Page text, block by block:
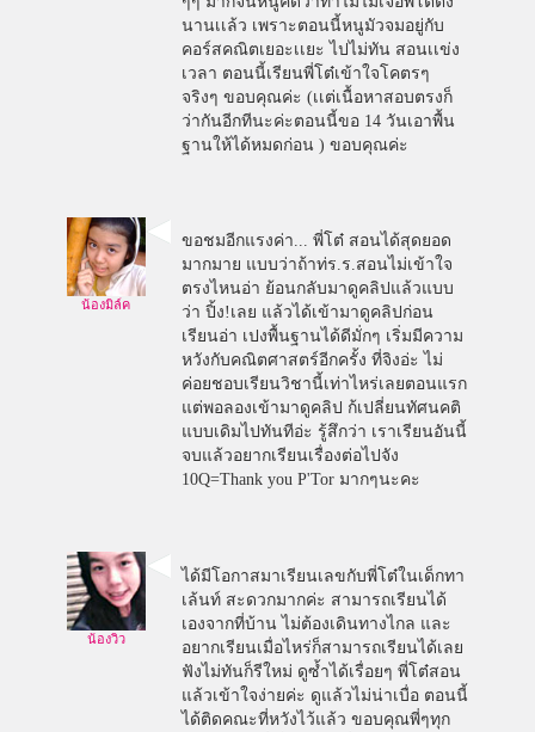
นานเเล้ว เพราะตอนนี้หนูมัวจมอยู่กับ
คอร์สคณิตเยอะเเยะ ไปไม่ทัน สอนเเข่ง
เวลา ตอนนี้เรียนพี่โต๋เข้าใจโคตรๆ
จริงๆ ขอบคุณค่ะ (เเต่เนื้อหาสอบตรงก็
ว่ากันอีกทีนะค่ะตอนนี้ขอ 14 วันเอาพื้น
ฐานให้ได้หมดก่อน ) ขอบคุณค่ะ
น้องมิล์ค
ขอชมอีกแรงค่า... พี่โต๋ สอนได้สุดยอด
มากมาย แบบว่าถ้าท่ร.ร.สอนไม่เข้าใจ
ตรงไหนอ่า ย้อนกลับมาดูคลิปแล้วแบบ
ว่า ปิ้ง!เลย แล้วได้เข้ามาดูคลิปก่อน
เรียนอ่า เปงพื้นฐานได้ดีมั่กๆ เริ่มมีความ
หวังกับคณิตศาสตร์อีกครั้ง ที่จิงอ่ะ ไม่
ค่อยชอบเรียนวิชานี้เท่าไหร่เลยตอนแรก
แต่พอลองเข้ามาดูคลิป ก้เปลี่ยนทัศนคติ
แบบเดิมไปทันทีอ่ะ รู้สึกว่า เราเรียนอันนี้
จบแล้วอยากเรียนเรื่องต่อไปจัง
10Q=Thank you P'Tor มากๆนะคะ
น้องวิว
ได้มีโอกาสมาเรียนเลขกับพี่โต๋ในเด็กทา
เล้นท์ สะดวกมากค่ะ สามารถเรียนได้
เองจากที่บ้าน ไม่ต้องเดินทางไกล และ
อยากเรียนเมื่อไหร่ก็สามารถเรียนได้เลย
ฟังไม่ทันก็รีใหม่ ดูซ้ำได้เรื่อยๆ พี่โต๋สอน
แล้วเข้าใจง่ายค่ะ ดูแล้วไม่น่าเบื่อ ตอนนี้
ได้ติดคณะที่หวังไว้แล้ว ขอบคุณพี่ๆทุก